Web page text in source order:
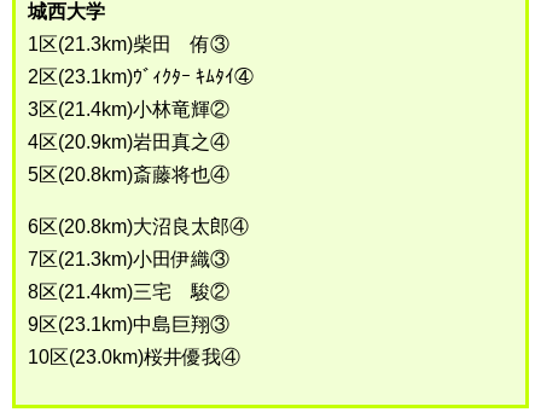
城西大学
1区(21.3km)柴田 侑③
2区(23.1km)ｳﾞｨｸﾀｰ ｷﾑﾀｲ④
3区(21.4km)小林竜輝②
4区(20.9km)岩田真之④
5区(20.8km)斎藤将也④
6区(20.8km)大沼良太郎④
7区(21.3km)小田伊織③
8区(21.4km)三宅 駿②
9区(23.1km)中島巨翔③
10区(23.0km)桜井優我④